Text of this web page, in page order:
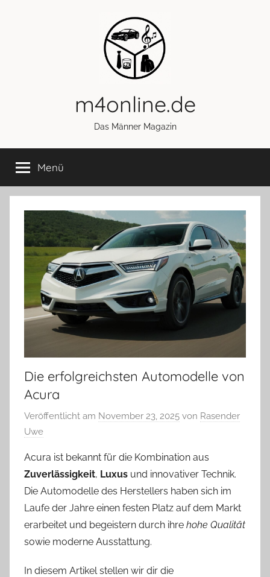
m4online.de
Das Männer Magazin
Menü
Die erfolgreichsten Automodelle von
Acura
Veröffentlicht am November 23, 2025 von Rasender
Uwe
Acura ist bekannt für die Kombination aus
Zuverlässigkeit, Luxus und innovativer Technik.
Die Automodelle des Herstellers haben sich im
Laufe der Jahre einen festen Platz auf dem Markt
erarbeitet und begeistern durch ihre hohe Qualität
sowie moderne Ausstattung.
In diesem Artikel stellen wir dir die